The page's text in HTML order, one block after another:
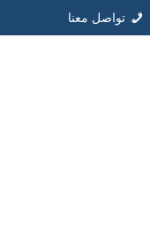
تواصل معنا